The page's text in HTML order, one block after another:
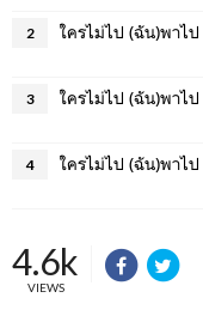
2
3
4
4.6k
VIEWS